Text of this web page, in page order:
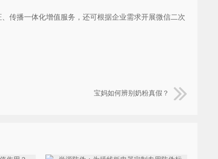
传播一体化增值服务，还可根据企业需求开展微信二次
宝妈如何辨别奶粉真假？